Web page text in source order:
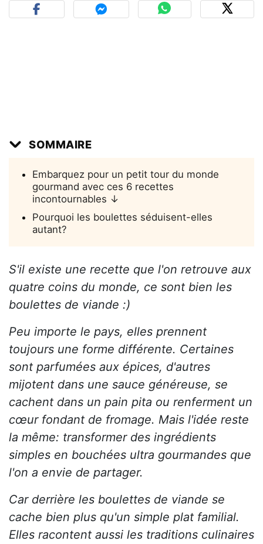
SOMMAIRE
Embarquez pour un petit tour du monde
gourmand avec ces 6 recettes
incontournables ↓
Pourquoi les boulettes séduisent-elles
autant?
S'il existe une recette que l'on retrouve aux
quatre coins du monde, ce sont bien les
boulettes de viande :)
Peu importe le pays, elles prennent
toujours une forme différente. Certaines
sont parfumées aux épices, d'autres
mijotent dans une sauce généreuse, se
cachent dans un pain pita ou renferment un
cœur fondant de fromage. Mais l'idée reste
la même: transformer des ingrédients
simples en bouchées ultra gourmandes que
l'on a envie de partager.
Car derrière les boulettes de viande se
cache bien plus qu'un simple plat familial.
Elles racontent aussi les traditions culinaires